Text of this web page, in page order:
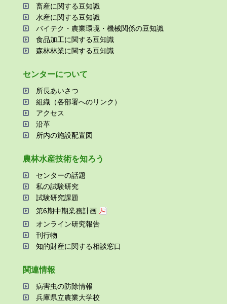
畜産に関する⾖知識
⽔産に関する⾖知識
バイテク・農業環境・機械関係の⾖知識
⾷品加⼯に関する⾖知識
森林林業に関する⾖知識
センターについて
所⻑あいさつ
組織（各部署へのリンク）
アクセス
沿⾰
所内の施設配置図
農林⽔産技術を知ろう
センターの話題
私の試験研究
試験研究課題
第6期中期業務計画
オンライン研究報告
刊⾏物
知的財産に関する相談窓⼝
関連情報
病害⾍の防除情報
兵庫県⽴農業⼤学校